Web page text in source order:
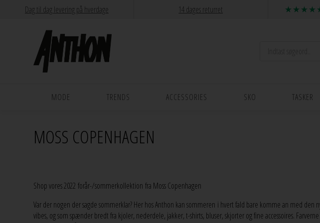
Dag til dag levering på hverdage 14 dages returret
MODE TRENDS ACCESSORIES SKO TASKER
MOSS COPENHAGEN
Shop vores 2022 forår-/sommerkollektion fra Moss Copenhagen
Var der nogen der sagde sommerklar? Her hos Anthon kan sommeren i hvert fald bare komme an med
vibes, og som spænder bredt fra kjoler, nederdele, jakker, t-shirts, bluser, skjorter og fine accessoires.